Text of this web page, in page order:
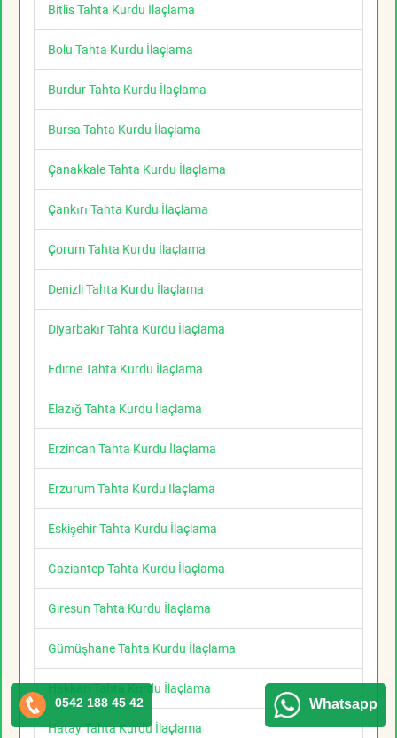
Bitlis Tahta Kurdu İlaçlama
Bolu Tahta Kurdu İlaçlama
Burdur Tahta Kurdu İlaçlama
Bursa Tahta Kurdu İlaçlama
Çanakkale Tahta Kurdu İlaçlama
Çankırı Tahta Kurdu İlaçlama
Çorum Tahta Kurdu İlaçlama
Denizli Tahta Kurdu İlaçlama
Diyarbakır Tahta Kurdu İlaçlama
Edirne Tahta Kurdu İlaçlama
Elazığ Tahta Kurdu İlaçlama
Erzincan Tahta Kurdu İlaçlama
Erzurum Tahta Kurdu İlaçlama
Eskişehir Tahta Kurdu İlaçlama
Gaziantep Tahta Kurdu İlaçlama
Giresun Tahta Kurdu İlaçlama
Gümüşhane Tahta Kurdu İlaçlama
Hakkari Tahta Kurdu İlaçlama
Hatay Tahta Kurdu İlaçlama
0542 188 45 42 Whatsapp